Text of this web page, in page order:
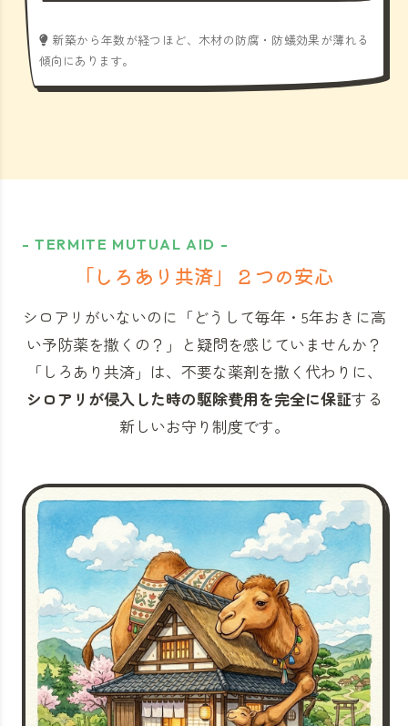
新築から年数が経つほど、木材の防腐・防蟻効果が薄れる
傾向にあります。
- TERMITE MUTUAL AID -
「しろあり共済」 ２つの安心
シロアリがいないのに「どうして毎年・5年おきに高
い予防薬を撒くの？」と 疑問を感じていませんか？
「しろあり共済」 は、不要な薬剤を撒く代わりに、
シロアリが侵入した時の駆除費用を完全に保証する
新しいお守り制度です。